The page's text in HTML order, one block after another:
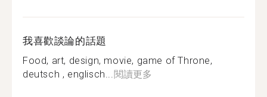
我喜歡談論的話題
Food, art, design, movie, game of Throne,
deutsch , englisch...閱讀更多